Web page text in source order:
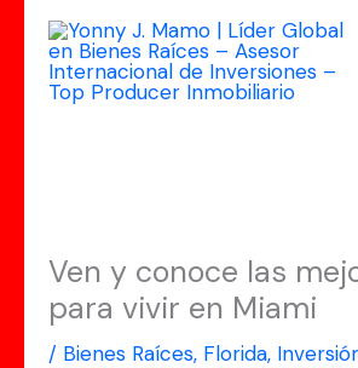
contenido
Ven y conoce las
para vivir en Miami
/ Bienes Raíces, Florida,